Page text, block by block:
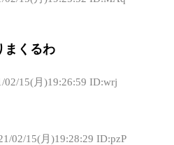
まくるわ
02/15(月)19:26:59 ID:wrj
02/15(月)19:28:29 ID:pzP